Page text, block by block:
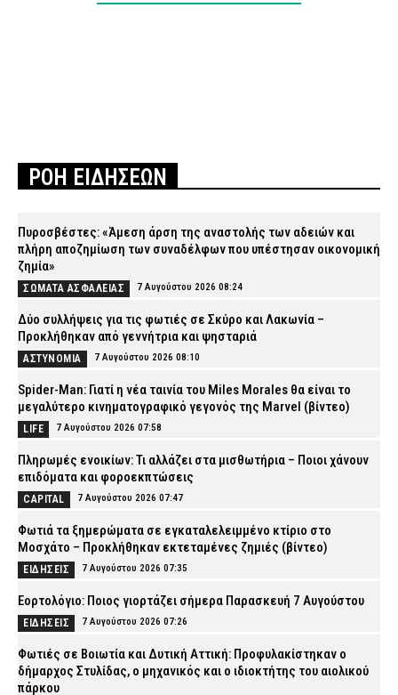
ΡΟΗ ΕΙΔΗΣΕΩΝ
Πυροσβέστες: «Άμεση άρση της αναστολής των αδειών και
πλήρη αποζημίωση των συναδέλφων που υπέστησαν οικονομική
ζημία»
ΣΩΜΑΤΑ ΑΣΦΑΛΕΙΑΣ 7 Αυγούστου 2026 08:24
Δύο συλλήψεις για τις φωτιές σε Σκύρο και Λακωνία –
Προκλήθηκαν από γεννήτρια και ψησταριά
ΑΣΤΥΝΟΜΙΑ 7 Αυγούστου 2026 08:10
Spider-Man: Γιατί η νέα ταινία του Miles Morales θα είναι το
μεγαλύτερο κινηματογραφικό γεγονός της Marvel (βίντεο)
LIFE 7 Αυγούστου 2026 07:58
Πληρωμές ενοικίων: Τι αλλάζει στα μισθωτήρια – Ποιοι χάνουν
επιδόματα και φοροεκπτώσεις
CAPITAL 7 Αυγούστου 2026 07:47
Φωτιά τα ξημερώματα σε εγκαταλελειμμένο κτίριο στο
Μοσχάτο – Προκλήθηκαν εκτεταμένες ζημιές (βίντεο)
ΕΙΔΗΣΕΙΣ 7 Αυγούστου 2026 07:35
Εορτολόγιο: Ποιος γιορτάζει σήμερα Παρασκευή 7 Αυγούστου
ΕΙΔΗΣΕΙΣ 7 Αυγούστου 2026 07:26
Φωτιές σε Βοιωτία και Δυτική Αττική: Προφυλακίστηκαν ο
δήμαρχος Στυλίδας, ο μηχανικός και ο ιδιοκτήτης του αιολικού
πάρκου